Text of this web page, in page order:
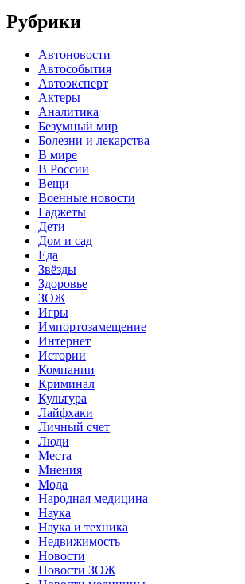
Рубрики
Автоновости
Автособытия
Автоэксперт
Актеры
Аналитика
Безумный мир
Болезни и лекарства
В мире
В России
Вещи
Военные новости
Гаджеты
Дети
Дом и сад
Еда
Звёзды
Здоровье
ЗОЖ
Игры
Импортозамещение
Интернет
Истории
Компании
Криминал
Культура
Лайфхаки
Личный счет
Люди
Места
Мнения
Мода
Народная медицина
Наука
Наука и техника
Недвижимость
Новости
Новости ЗОЖ